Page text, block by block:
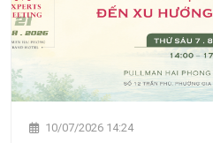
10/07/2026 14:24